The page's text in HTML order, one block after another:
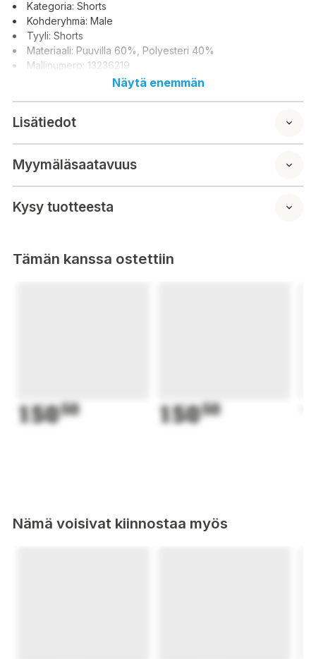
Kategoria: Shorts
Kohderyhmä: Male
Tyyli: Shorts
Materiaali: Puuvilla 60%, Polyesteri 40%
Mallinumero: 13236219
Näytä enemmän
Lisätiedot
Myymäläsaatavuus
Kysy tuotteesta
Tämän kanssa ostettiin
15050 15050
Nämä voisivat kiinnostaa myös